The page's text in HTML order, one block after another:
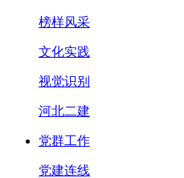
榜样风采
文化实践
视觉识别
河北二建
党群工作
党建连线